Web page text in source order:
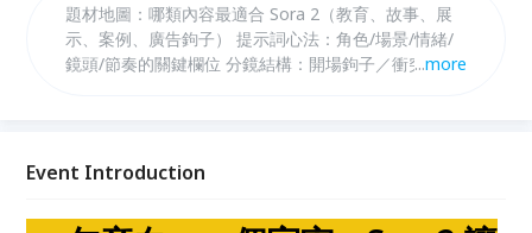
題材地圖：哪類內容最適合 Sora 2（教育、故事、展
示、案例、廣告鉤子） 提示詞心法：角色/場景/情緒/
鏡頭/節奏的關鍵欄位 分鏡結構：開場鉤子／衝突轉折
...more
Event Introduction